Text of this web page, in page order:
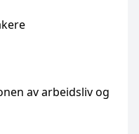
av arbeidsliv og